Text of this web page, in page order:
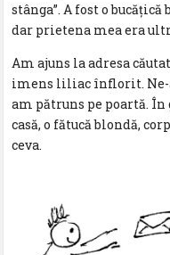
stânga”. A fost o
dar prietena mea era
Am ajuns la adresa
imens liliac înflorit. Ne-
am pătruns pe poartă.
casă, o fătucă blondă,
ceva.